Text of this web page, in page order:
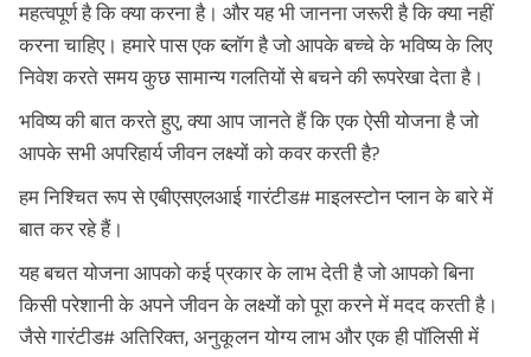
Benefit. He chooses premium payment term 10 yrs , policy term 40 years,
benefit option -Long Term Income, Sum Assured 7 times of Annualized
Premium and Deferment Period 0 years. Annualized Premium is ₹1,00,000
(Exclusive of GST.). Annual Income of ₹ 32,750 (32,750*40= 13,10,000) +
Maturity Benefit (₹20,00,000)= ₹ 33,10,000 ADV/3/24-25/3076.
महत्वपूर्ण है कि क्या करना है। और यह भी जानना जरूरी है कि क्या नहीं
करना चाहिए। हमारे पास एक ब्लॉग है जो आपके बच्चे के भविष्य के लिए
निवेश करते समय कुछ सामान्य गलतियों से बचने की रूपरेखा देता है।
भविष्य की बात करते हुए, क्या आप जानते हैं कि एक ऐसी योजना है जो
आपके सभी अपरिहार्य जीवन लक्ष्यों को कवर करती है?
हम निश्चित रूप से एबीएसएलआई गारंटीड# माइलस्टोन प्लान के बारे में
बात कर रहे हैं।
यह बचत योजना आपको कई प्रकार के लाभ देती है जो आपको बिना
किसी परेशानी के अपने जीवन के लक्ष्यों को पूरा करने में मदद करती है।
जैसे गारंटीड# अतिरिक्त, अनुकूलन योग्य लाभ और एक ही पॉलिसी में